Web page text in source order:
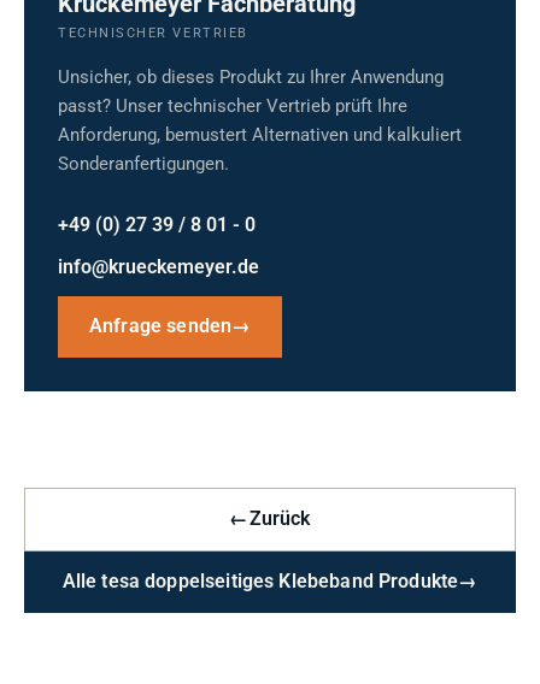
TECHNISCHER VERTRIEB
Unsicher, ob dieses Produkt zu Ihrer Anwendung
passt? Unser technischer Vertrieb prüft Ihre
Anforderung, bemustert Alternativen und kalkuliert
Sonderanfertigungen.
+49 (0) 27 39 / 8 01 - 0
info@krueckemeyer.de
Anfrage senden→
←Zurück
Alle tesa doppelseitiges Klebeband Produkte→